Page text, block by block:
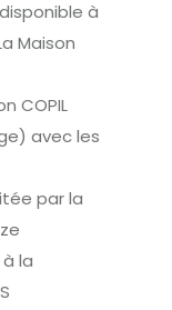
à
Maison
COPIL
avec les
par la
à la